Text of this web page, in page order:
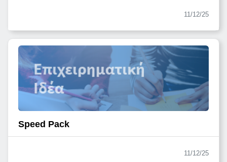
11/12/25
Speed Pack
11/12/25